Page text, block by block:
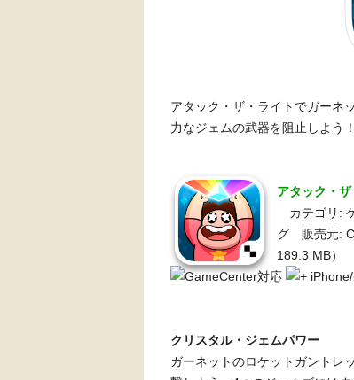
アタック・ザ・ライトでガーネ
力なジェムの武器を阻止しよう！
アタック・
カテゴリ:
グ 販売元:
189.3 MB）
クリスタル・ジェムパワー
ガーネットのロケットガントレ